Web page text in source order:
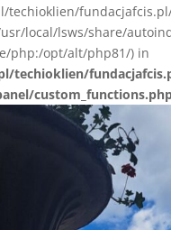
techioklien/
local/lsws/share/
php:/opt/alt/php81/) in
techioklien/